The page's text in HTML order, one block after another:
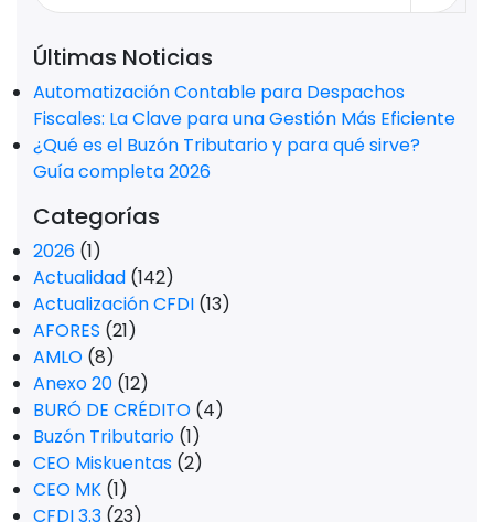
Últimas Noticias
Automatización Contable para Despachos
Fiscales: La Clave para una Gestión Más Eficiente
¿Qué es el Buzón Tributario y para qué sirve?
Guía completa 2026
Categorías
2026 (1)
Actualidad (142)
Actualización CFDI (13)
AFORES (21)
AMLO (8)
Anexo 20 (12)
BURÓ DE CRÉDITO (4)
Buzón Tributario (1)
CEO Miskuentas (2)
CEO MK (1)
CFDI 3.3 (23)